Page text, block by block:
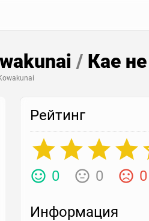
/ Кае
Рейтинг
0 0 0
Информация